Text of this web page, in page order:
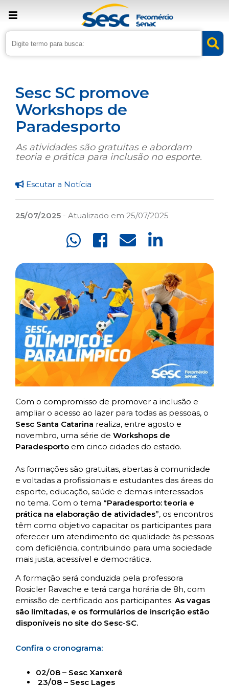
› Home › Noticias
Sesc SC promove
Workshops de
Paradesporto
As atividades são gratuitas e abordam
teoria e prática para inclusão no esporte.
Escutar a Notícia
25/07/2025 - Atualizado em 25/07/2025
Com o compromisso de promover a inclusão e
ampliar o acesso ao lazer para todas as pessoas, o
Sesc Santa Catarina realiza, entre agosto e
novembro, uma série de Workshops de
Paradesporto em cinco cidades do estado.
As formações são gratuitas, abertas à comunidade
e voltadas a profissionais e estudantes das áreas do
esporte, educação, saúde e demais interessados
no tema. Com o tema “Paradesporto: teoria e
prática na elaboração de atividades”, os encontros
têm como objetivo capacitar os participantes para
oferecer um atendimento de qualidade às pessoas
com deficiência, contribuindo para uma sociedade
mais justa, acessível e democrática.
A formação será conduzida pela professora
Rosicler Ravache e terá carga horária de 8h, com
emissão de certificado aos participantes. As vagas
são limitadas, e os formulários de inscrição estão
disponíveis no site do Sesc-SC.
Confira o cronograma:
02/08 – Sesc Xanxerê
23/08 – Sesc Lages